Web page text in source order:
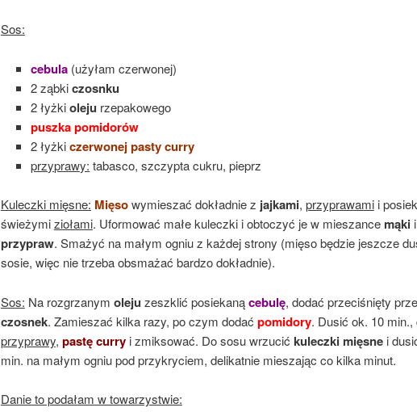
Sos:
cebula (użyłam czerwonej)
2 ząbkiczosnku
2 łyżkioleju rzepakowego
puszka pomidorów
2 łyżkiczerwonej pasty curry
przyprawy: tabasco, szczypta cukru, pieprz
Kuleczki mięsne: Mięsowymieszać dokładnie z jajkami, przyprawamii
świeżymiziołami. Uformować małe kuleczki i obtoczyć je w mieszance mąkii
przypraw. Smażyć na małym ogniu z każdej strony (mięso będzie jeszcze
sosie, więc nie trzeba obsmażać bardzo dokładnie).
Sos: Na rozgrzanym oleju zeszklić posiekanącebulę, dodać przeciśnięty
czosnek. Zamieszać kilka razy, po czym dodać pomidory. Dusić ok. 10 min.,
przyprawy, pastę curryi zmiksować. Do sosu wrzucić kuleczki mięsnei
min. na małym ogniu pod przykryciem, delikatnie mieszając co kilka minut.
Danie to podałam w towarzystwie: